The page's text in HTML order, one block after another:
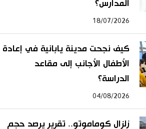
المدارس؟
18/07/2026
كيف نجحت مدينة يابانية في إعادة
الأطفال الأجانب إلى مقاعد
الدراسة؟
04/08/2026
زلزال كوماموتو.. تقرير يرصد حجم